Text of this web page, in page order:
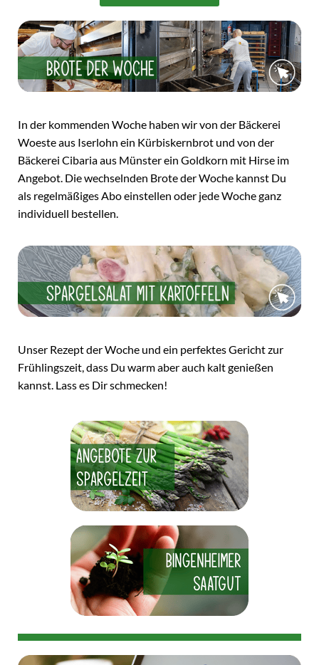
In der kommenden Woche haben wir von der Bäckerei
Woeste aus Iserlohn ein Kürbiskernbrot und von der
Bäckerei Cibaria aus Münster ein Goldkorn mit Hirse im
Angebot. Die wechselnden Brote der Woche kannst Du
als regelmäßiges Abo einstellen oder jede Woche ganz
individuell bestellen.
Unser Rezept der Woche und ein perfektes Gericht zur
Frühlingszeit, dass Du warm aber auch kalt genießen
kannst. Lass es Dir schmecken!